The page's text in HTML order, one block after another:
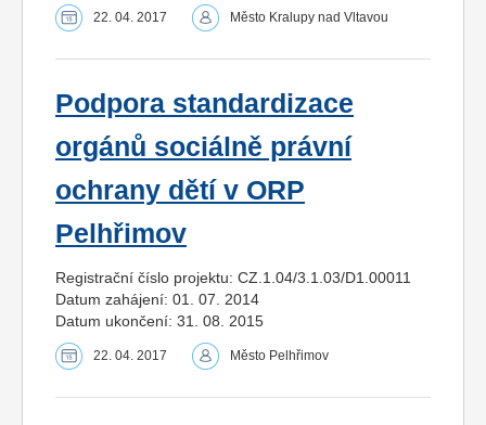
22. 04. 2017 Město Kralupy nad Vltavou
Podpora standardizace
orgánů sociálně právní
ochrany dětí v ORP
Pelhřimov
Registrační číslo projektu: CZ.1.04/3.1.03/D1.00011
Datum zahájení: 01. 07. 2014
Datum ukončení: 31. 08. 2015
22. 04. 2017 Město Pelhřimov